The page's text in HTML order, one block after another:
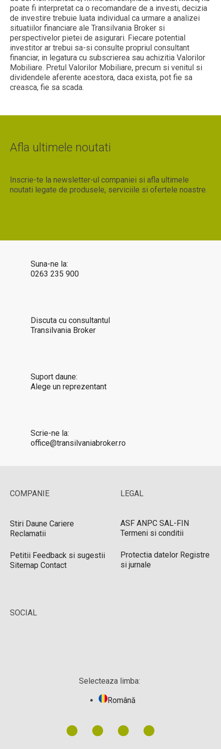
poate fi interpretat ca o recomandare de a investi, decizia
de investire trebuie luata individual ca urmare a analizei
situatiilor financiare ale Transilvania Broker si
perspectivelor pietei de asigurari. Fiecare potential
investitor ar trebui sa-si consulte propriul consultant
financiar, in legatura cu subscrierea sau achizitia Valorilor
Mobiliare. Pretul Valorilor Mobiliare, precum si venitul si
dividendele aferente acestora, daca exista, pot fie sa
creasca, fie sa scada.
Afla ultimele noutati
Inscrie-te la newsletter-ul companiei si afla ultimele
noutati legate de produsele, serviciile si ofertele noastre.
Suna-ne la:
0263 235 900
Discuta cu consultantul
Transilvania Broker
Suport daune:
Alege un reprezentant
Scrie-ne la:
office@transilvaniabroker.ro
COMPANIE
Stiri Daune Cariere
Reclamatii
Petitii Feedback si sugestii
Sitemap Contact
LEGAL
ASF ANPC SAL-FIN
Termeni si conditii
Protectia datelor Registre
si jurnale
SOCIAL
Selecteaza limba:
Română